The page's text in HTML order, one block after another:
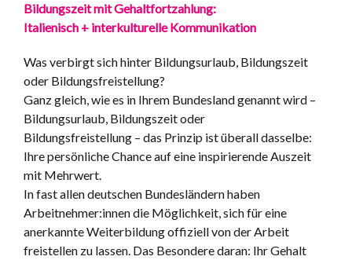
Bildungszeit mit Gehaltfortzahlung:
Italienisch + interkulturelle Kommunikation
Was verbirgt sich hinter Bildungsurlaub, Bildungszeit
oder Bildungsfreistellung?
Ganz gleich, wie es in Ihrem Bundesland genannt wird –
Bildungsurlaub, Bildungszeit oder
Bildungsfreistellung – das Prinzip ist überall dasselbe:
Ihre persönliche Chance auf eine inspirierende Auszeit
mit Mehrwert.
In fast allen deutschen Bundesländern haben
Arbeitnehmer:innen die Möglichkeit, sich für eine
anerkannte Weiterbildung offiziell von der Arbeit
freistellen zu lassen. Das Besondere daran: Ihr Gehalt